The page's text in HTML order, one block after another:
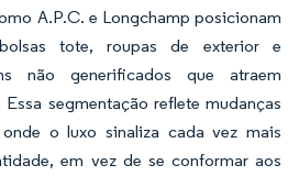
A.P.C. e Longchamp posicionam
tote, roupas de exterior e
não generificados que atraem
segmentação reflete mudanças
o luxo sinaliza cada vez mais
em vez de se conformar aos